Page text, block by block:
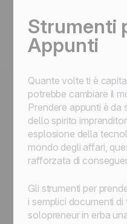
Strumenti
Appunti
Quante volte ti è
potrebbe cambiare il
Prendere appunti è da
dello spirito
esplosione della
mondo degli affari,
rafforzata di
Gli strumenti per
i semplici documenti
solopreneur in erba